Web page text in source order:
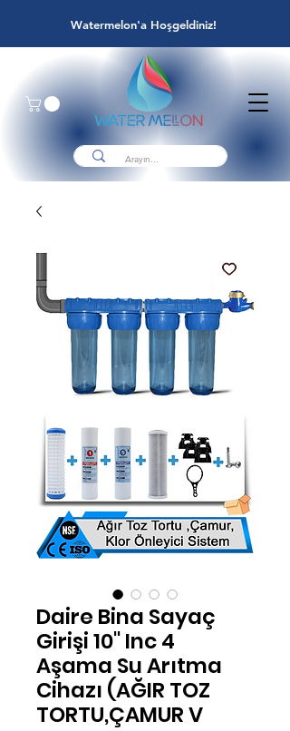
Watermelon'a Hoşgeldiniz!
Daire Bina Sayaç
Girişi 10" Inc 4
Aşama Su Arıtma
Cihazı (AĞIR TOZ
TORTU,ÇAMUR V